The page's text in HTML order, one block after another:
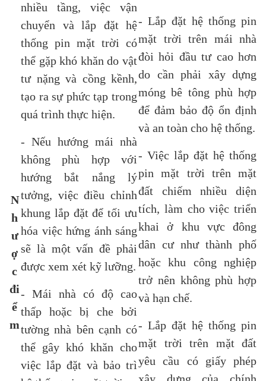
N
h
ư
ợ
c
đi
ể
m
nhiều tầng, việc vận
chuyển và lắp đặt hệ
thống pin mặt trời có
thể gặp khó khăn do vật
tư nặng và cồng kềnh,
tạo ra sự phức tạp trong
quá trình thực hiện.
- Nếu hướng mái nhà
không phù hợp với
hướng bắt nắng lý
tưởng, việc điều chỉnh
khung lắp đặt để tối ưu
hóa việc hứng ánh sáng
sẽ là một vấn đề phải
được xem xét kỹ lưỡng.
- Mái nhà có độ cao
thấp hoặc bị che bởi
tường nhà bên cạnh có
thể gây khó khăn cho
việc lắp đặt và bảo trì
- Lắp đặt hệ thống pin
mặt trời trên mái nhà
đòi hỏi đầu tư cao hơn
do cần phải xây dựng
móng bê tông phù hợp
để đảm bảo độ ổn định
và an toàn cho hệ thống.
- Việc lắp đặt hệ thống
pin mặt trời trên mặt
đất chiếm nhiều diện
tích, làm cho việc triển
khai ở khu vực đông
dân cư như thành phố
hoặc khu công nghiệp
trở nên không phù hợp
và hạn chế.
- Lắp đặt hệ thống pin
mặt trời trên mặt đất
yêu cầu có giấy phép